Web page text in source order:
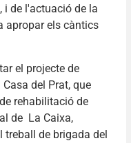
i de l'actuació de la
apropar els càntics
el projecte de
del Prat, que
rehabilitació de
de La Caixa,
de brigada del